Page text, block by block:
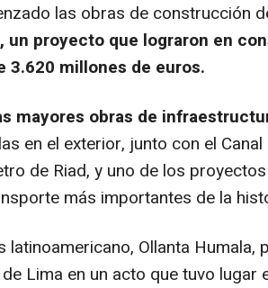
las obras de construcción
un proyecto que lograron en
3.620 millones de euros.
mayores obras de
en el exterior, junto con el Canal
de Riad, y uno de los
más importantes de la
latinoamericano, Ollanta Humala,
Lima en un acto que tuvo lugar